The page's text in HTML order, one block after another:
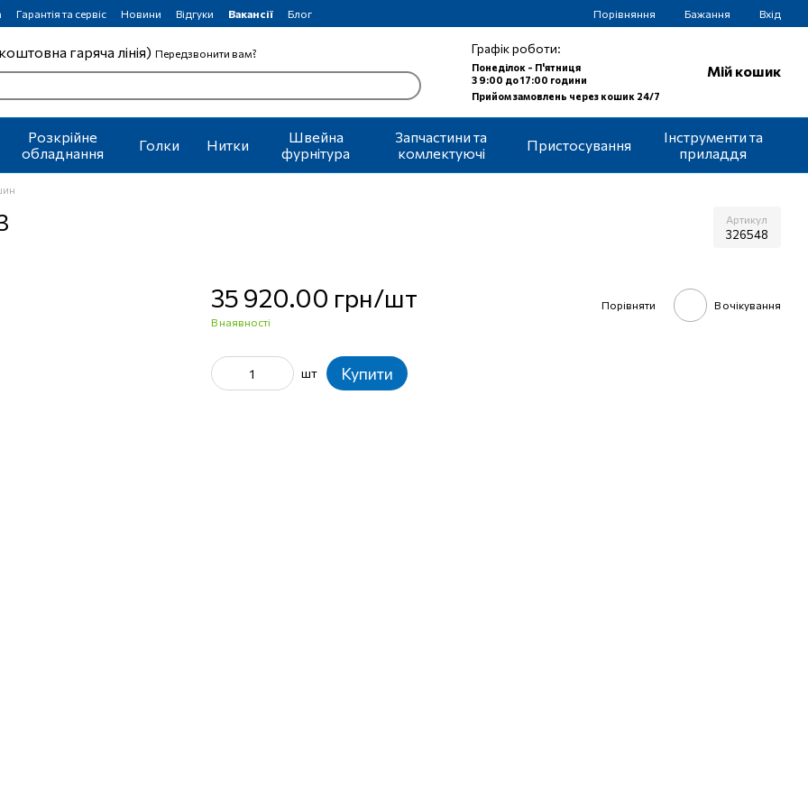
Гарантія та сервіс Новини Відгуки Вакансії Блог Порівняння Бажання Вхід
гаряча лінія) Передзвонити вам? Графік роботи:
Понеділок - П'ятниця
З 9:00 до 17:00 години
Прийом замовлень через кошик 24/7
Мій кошик
Розкрійне
обладнання
Голки Нитки
Швейна
фурнітура
Запчастини та
комлектуючі
Пристосування
Інструменти та
приладдя
Артикул
326548
35 920.00 грн/шт
В наявності
Порівняти В очікування
шт Купити